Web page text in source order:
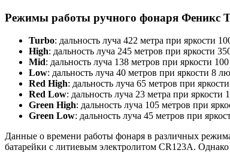
Режимы работы ручного фонаря Феникс
Turbo: дальность луча 422 метра при яркости
High: дальность луча 245 метров при яркости
Mid: дальность луча 138 метров при яркости
Low: дальность луча 40 метров при яркости 8
Red High: дальность луча 65 метров при
Red Low: дальность луча 23 метра при
Green High: дальность луча 105 метров при
Green Low: дальность луча 45 метров при
Данные о времени работы фонаря в различных
батарейки с литиевым электролитом CR123A. Однако